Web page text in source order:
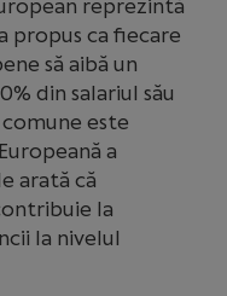
reprezintă
propus ca fiecare
să aibă un
din salariul său
este
a
arată că
la
la nivelul